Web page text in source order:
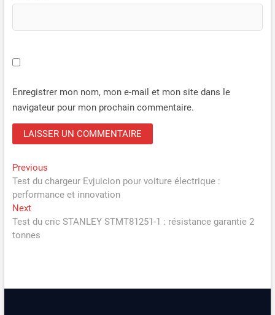
Enregistrer mon nom, mon e-mail et mon site dans le
navigateur pour mon prochain commentaire.
Navigation
de
l’article
PreviousPrevious
post:
Test du chargeur Evjuicion pour voiture électrique :
performance et innovation
NextNext
post:
Test du cric STANLEY STMT81251-1 : résistance garantie 2
tonnes